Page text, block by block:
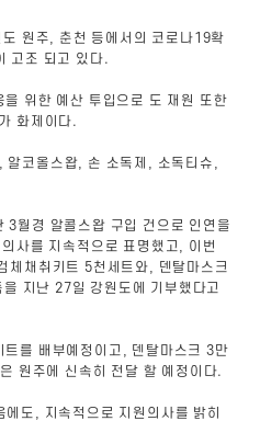
원주, 춘천 등에서의 코로나19확
고조 되고 있다.
위한 예산 투입으로 도 재원 또한
화제이다.
코올스왑, 손 소독제, 소독티슈,
3월경 알콜스왑 구입 건으로 인연을
사를 지속적으로 표명했고, 이번
체채취키트 5천세트와, 덴탈마스크
지난 27일 강원도에 기부했다고
를 배부예정이고, 덴탈마스크 3만
원주에 신속히 전달 할 예정이다.
도, 지속적으로 지원의사를 밝히